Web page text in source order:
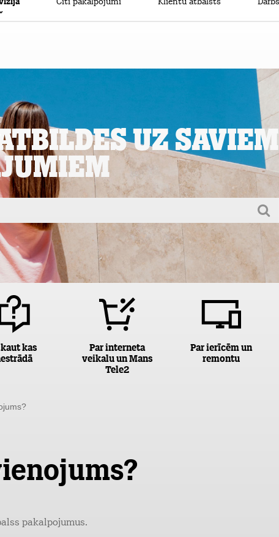
uz saviem
kaut kas
Par interneta
veikalu un Mans
Tele2
Par ierīcēm un
remontu
pakalpojumus.